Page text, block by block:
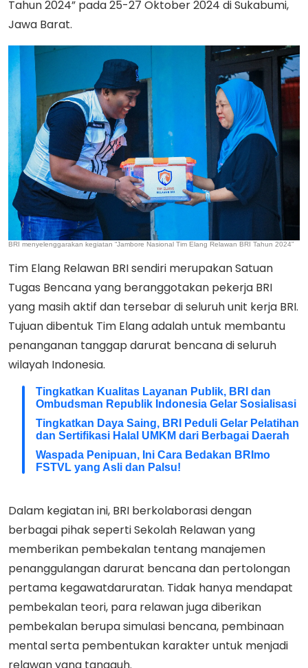
Tahun 2024” pada 25-27 Oktober 2024 di Sukabumi,
Jawa Barat.
BRI menyelenggarakan kegiatan “Jambore Nasional Tim Elang Relawan BRI Tahun 2024”
Tim Elang Relawan BRI sendiri merupakan Satuan
Tugas Bencana yang beranggotakan pekerja BRI
yang masih aktif dan tersebar di seluruh unit kerja BRI.
Tujuan dibentuk Tim Elang adalah untuk membantu
penanganan tanggap darurat bencana di seluruh
wilayah Indonesia.
Tingkatkan Kualitas Layanan Publik, BRI dan
Ombudsman Republik Indonesia Gelar Sosialisasi
Tingkatkan Daya Saing, BRI Peduli Gelar Pelatihan
dan Sertifikasi Halal UMKM dari Berbagai Daerah
Waspada Penipuan, Ini Cara Bedakan BRImo
FSTVL yang Asli dan Palsu!
Dalam kegiatan ini, BRI berkolaborasi dengan
berbagai pihak seperti Sekolah Relawan yang
memberikan pembekalan tentang manajemen
penanggulangan darurat bencana dan pertolongan
pertama kegawatdaruratan. Tidak hanya mendapat
pembekalan teori, para relawan juga diberikan
pembekalan berupa simulasi bencana, pembinaan
mental serta pembentukan karakter untuk menjadi
relawan yang tangguh.